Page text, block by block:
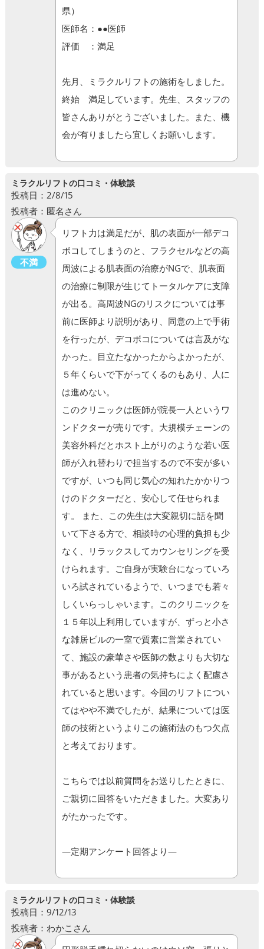
県）
医師名：●●医師
評価 ：満足
先月、ミラクルリフトの施術をしました。
終始 満足しています。先生、スタッフの
皆さんありがとうございました。また、機
会が有りましたら宜しくお願いします。
ミラクルリフトの口コミ・体験談
投稿日：2/8/15
投稿者：匿名さん
不満
リフト力は満足だが、肌の表面が一部デコ
ボコしてしまうのと、フラクセルなどの高
周波による肌表面の治療がNGで、肌表面
の治療に制限が生じてトータルケアに支障
が出る。高周波NGのリスクについては事
前に医師より説明があり、同意の上で手術
を行ったが、デコボコについては言及がな
かった。目立たなかったからよかったが、
５年くらいで下がってくるのもあり、人に
は進めない。
このクリニックは医師が院長一人というワ
ンドクターが売りです。大規模チェーンの
美容外科だとホスト上がりのような若い医
師が入れ替わりで担当するので不安が多い
ですが、いつも同じ気心の知れたかかりつ
けのドクターだと、安心して任せられま
す。 また、この先生は大変親切に話を聞
いて下さる方で、相談時の心理的負担も少
なく、リラックスしてカウンセリングを受
けられます。ご自身が実験台になっていろ
いろ試されているようで、いつまでも若々
しくいらっしゃいます。このクリニックを
１５年以上利用していますが、ずっと小さ
な雑居ビルの一室で質素に営業されてい
て、施設の豪華さや医師の数よりも大切な
事があるという患者の気持ちによく配慮さ
れていると思います。今回のリフトについ
てはやや不満でしたが、結果については医
師の技術というよりこの施術法のもつ欠点
と考えております。
こちらでは以前質問をお送りしたときに、
ご親切に回答をいただきました。大変あり
がたかったです。
―定期アンケート回答より―
ミラクルリフトの口コミ・体験談
投稿日：9/12/13
投稿者：わかこさん